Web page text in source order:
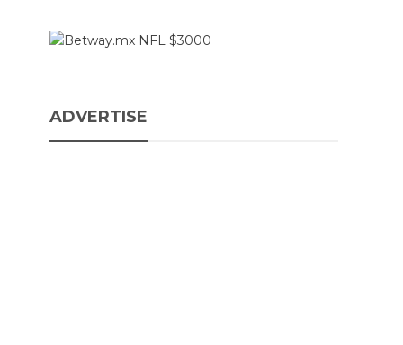
ADVERTISE